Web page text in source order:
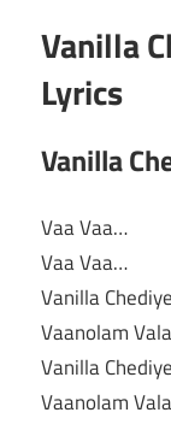
Vanilla
Lyrics
Vanilla
Vaa Vaa…
Vaa Vaa…
Vanilla Chediye
Vaanolam
Vanilla Chediye
Vaanolam